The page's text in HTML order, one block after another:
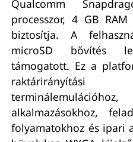
Qualcomm
processzor, 4 GB
biztosítja. A
microSD bővítés
támogatott. Ez a
raktárirányítási
alkalmazásokhoz,
folyamatokhoz és ipari